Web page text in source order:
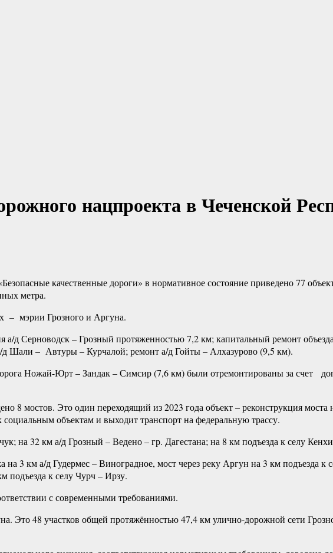
нацпроекта в Чеченской
качественные дороги» в нормативное состояние приведено 77
метра.
– мэрии Грозного и Аргуна.
а/д Серноводск – Грозный протяженностью 7,2 км; капитальный ремонт
Шали – Автуры – Курчалой; ремонт а/д Гойты – Алхазурово (9,5 км).
Ножай-Юрт – Зандак – Симсир (7,6 км) были отремонтированы за счет
8 мостов. Это один переходящий из 2023 года объект – реконструкция моста
объектам и выходит транспорт на федеральную трассу.
на 32 км а/д Грозный – Ведено – гр. Дагестана; на 8 км подъезда к селу Кенхи
3 км а/д Гудермес – Виноградное, мост через реку Аргун на 3 км подъезда к
подъезда к селу Чурч – Ирзу.
с современными требованиями.
Это 48 участков общей протяжённостью 47,4 км улично-дорожной сети